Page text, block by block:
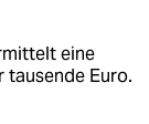
eine
tausende Euro.